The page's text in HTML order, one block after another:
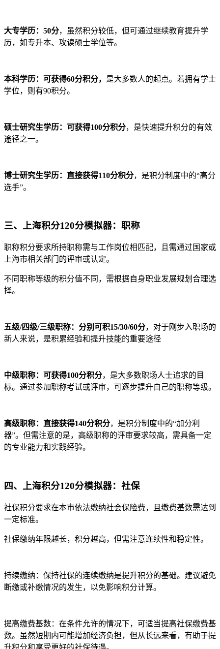
大专学历：50分，虽然积分较低，但可通过继续教育提升学
历，如专升本、攻读硕士学位等。
本科学历：可获得60分积分， 是大多数人的起点。若拥有学士
学位，则有90积分。
硕士研究生学历：可获得100分积分，是快速提升积分的有效
途径之一。
博士研究生学历：直接获得110分积分，是积分制度中的“高分
选手”。
三、上海积分120分模拟器：职称
职称积分要求所持职称需与工作岗位相匹配，且需通过国家或
上海市相关部门的评审或认定。
不同职称等级的积分值不同，需根据自身职业发展规划合理选
择。
五级/四级/三级职称：分别可积15/30/60分，对于刚步入职场的
新人来说，是积累经验和提升技能的重要途径
中级职称：可获得100分积分，是大多数职场人士追求的目
标。通过参加职称考试或评审，可逐步提升自己的职称等级。
高级职称：直接获得140分积分，是积分制度中的“加分利
器”。但需注意的是，高级职称的评审要求较高，需具备一定
的专业能力和实践经验。
四、上海积分120分模拟器：社保
社保积分要求在本市依法缴纳社会保险费，且缴费基数需达到
一定标准。
社保缴纳年限越长，积分越高，但需注意连续性和稳定性。
持续缴纳：保持社保的连续缴纳是提升积分的基础。建议避免
断缴或补缴情况的发生，以免影响积分计算。
提高缴费基数：在条件允许的情况下，可适当提高社保缴费基
数。虽然短期内可能增加经济负担，但从长远来看，有助于提
升积分和享受更好的社保待遇。